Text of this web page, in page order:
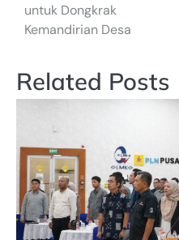
untuk Dongkrak
Kemandirian Desa
Related Posts